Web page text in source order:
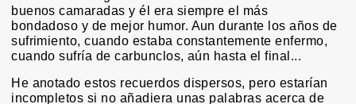
buenos camaradas y él era siempre el más
bondadoso y de mejor humor. Aun durante los años de
sufrimiento, cuando estaba constantemente enfermo,
cuando sufría de carbunclos, aún hasta el final...
He anotado estos recuerdos dispersos, pero estarían
incompletos si no añadiera unas palabras acerca de